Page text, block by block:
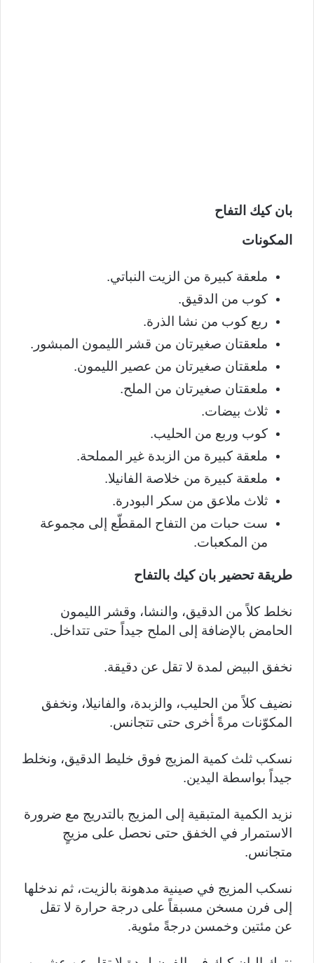
بان كيك التفاح
المكونات
ملعقة كبيرة من الزيت النباتي.
كوب من الدقيق.
ربع كوب من نشا الذرة.
ملعقتان صغيرتان من قشر الليمون المبشور.
ملعقتان صغيرتان من عصير الليمون.
ملعقتان صغيرتان من الملح.
ثلاث بيضات.
كوب وربع من الحليب.
ملعقة كبيرة من الزبدة غير المملحة.
ملعقة كبيرة من خلاصة الفانيلا.
ثلاث ملاعق من سكر البودرة.
ست حبات من التفاح المقطّع إلى مجموعة
من المكعبات.
طريقة تحضير بان كيك بالتفاح
نخلط كلاً من الدقيق، والنشا، وقشر الليمون
الحامض بالإضافة إلى الملح جيداً حتى تتداخل.
نخفق البيض لمدة لا تقل عن دقيقة.
نضيف كلاً من الحليب، والزبدة، والفانيلا، ونخفق
المكوّنات مرةً أخرى حتى تتجانس.
نسكب ثلث كمية المزيج فوق خليط الدقيق، ونخلط
جيداً بواسطة اليدين.
نزيد الكمية المتبقية إلى المزيج بالتدريج مع ضرورة
الاستمرار في الخفق حتى نحصل على مزيجٍ
متجانس.
نسكب المزيج في صينية مدهونة بالزيت، ثم ندخلها
إلى فرن مسخن مسبقاً على درجة حرارة لا تقل
عن مئتين وخمسن درجةً مئوية.